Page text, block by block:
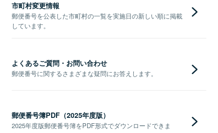
市町村変更情報
郵便番号を公表した市町村の一覧を実施日の新しい順に掲載
しています。
よくあるご質問・お問い合わせ
郵便番号に関するさまざまな疑問にお答えします。
郵便番号簿PDF（2025年度版）
2025年度版郵便番号簿をPDF形式でダウンロードできま